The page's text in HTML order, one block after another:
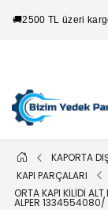
🚚2500 TL üzeri
KAPORTA
KAPI PARÇALARI
ORTA KAPI KILIDI
ALPER